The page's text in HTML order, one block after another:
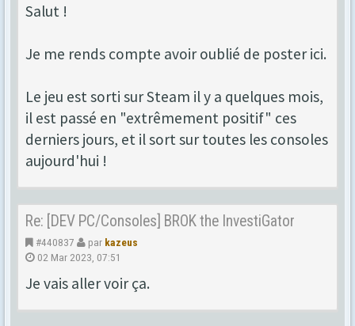
Salut !
Je me rends compte avoir oublié de poster ici.
Le jeu est sorti sur Steam il y a quelques mois,
il est passé en "extrêmement positif" ces
derniers jours, et il sort sur toutes les consoles
aujourd'hui !
Re: [DEV PC/Consoles] BROK the InvestiGator
#440837 par kazeus
02 Mar 2023, 07:51
Je vais aller voir ça.